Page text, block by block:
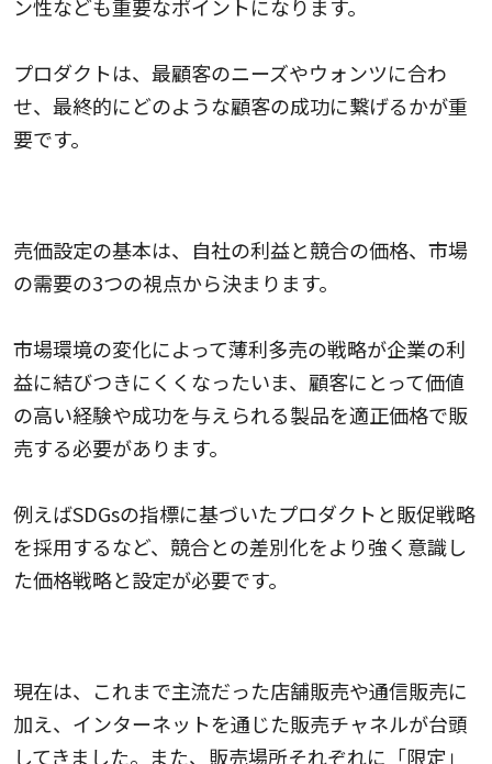
ン性なども重要なポイントになります。
プロダクトは、最顧客のニーズやウォンツに合わ
せ、最終的にどのような顧客の成功に繋げるかが重
要です。
売価設定の基本は、自社の利益と競合の価格、市場
の需要の3つの視点から決まります。
市場環境の変化によって薄利多売の戦略が企業の利
益に結びつきにくくなったいま、顧客にとって価値
の高い経験や成功を与えられる製品を適正価格で販
売する必要があります。
例えばSDGsの指標に基づいたプロダクトと販促戦略
を採用するなど、競合との差別化をより強く意識し
た価格戦略と設定が必要です。
現在は、これまで主流だった店舗販売や通信販売に
加え、インターネットを通じた販売チャネルが台頭
してきました。また、販売場所それぞれに「限定」